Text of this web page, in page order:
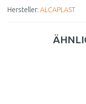
Hersteller: ALCAPLAST